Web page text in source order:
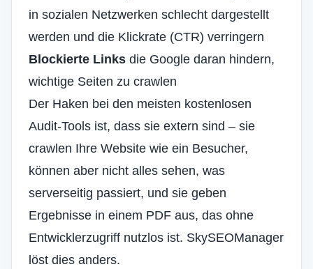
in sozialen Netzwerken schlecht dargestellt
werden und die Klickrate (CTR) verringern
Blockierte Links die Google daran hindern,
wichtige Seiten zu crawlen
Der Haken bei den meisten kostenlosen
Audit-Tools ist, dass sie extern sind – sie
crawlen Ihre Website wie ein Besucher,
können aber nicht alles sehen, was
serverseitig passiert, und sie geben
Ergebnisse in einem PDF aus, das ohne
Entwicklerzugriff nutzlos ist. SkySEOManager
löst dies anders.